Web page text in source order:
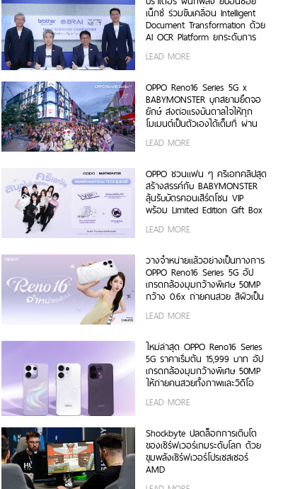
เน็กซ์ ร่วมขับเคลื่อน Intelligent
Document Transformation ด้วย
AI OCR Platform ยกระดับการ
Enterprise
LEAD MORE
OPPO Reno16 Series 5G x
BABYMONSTER บุกสยามยึดจอ
ยักษ์ ส่งต่อแรงบันดาลใจให้ทุก
โมเมนต์เป็นตัวเองได้เต็มที่ ผ่าน
Dance พร้อมโปรโมชันสุดเอ็กซ์คลู
LEAD MORE
OPPO ชวนแฟน ๆ ครีเอทคลิปสุด
สร้างสรรค์กับ BABYMONSTER
ลุ้นรับบัตรคอนเสิร์ตโซน VIP
พร้อม Limited Edition Gift Box
6 ก.ค. – 17 ส.ค. 2569 เท่านั้น
LEAD MORE
วางจำหน่ายแล้วอย่างเป็นทางการ
OPPO Reno16 Series 5G อัป
เกรดกล้องมุมกว้างพิเศษ 50MP
กว้าง 0.6x ถ่ายคนสวย สีผิวเป็น
ราคาเริ่มต้นเพียง 15,999 บาท
ค่า!
LEAD MORE
ใหม่ล่าสุด OPPO Reno16 Series
5G ราคาเริ่มต้น 15,999 บาท อัป
เกรดกล้องมุมกว้างพิเศษ 50MP
ให้ถ่ายคนสวยทั้งภาพและวิดีโอ
แรกในอุตสาหกรรม
LEAD MORE
Shockbyte ปลดล็อกการเติบโต
ของเซิร์ฟเวอร์เกมระดับโลก ด้วย
ขุมพลังเซิร์ฟเวอร์โปรเซสเซอร์
AMD